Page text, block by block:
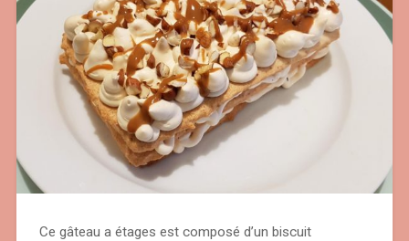
Ce gâteau a étages est composé d’un biscuit